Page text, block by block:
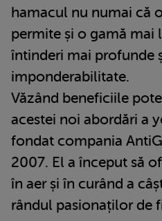
hamacul nu numai că
permite și o gamă mai
întinderi mai profunde
imponderabilitate.
Văzând beneficiile
acestei noi abordări a
fondat compania
2007. El a început să
în aer și în curând a
rândul pasionaților de